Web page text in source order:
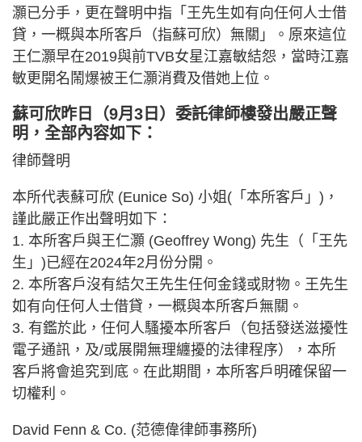
灝已分手，更在聲明中指「王先生如有向任何人士借
貸，一概與本所客戶（指蘇可欣）無關」。原來這位
王仁灝早在2019與前TVB女星江嘉敏結怨，當時江嘉
敏更開名鬧爆被王仁灝消費及借她上位。
蘇可欣昨日（9月3日）委託律師樓發出嚴正聲
明，全部內容如下：
律師聲明
本所代表蘇可欣 (Eunice So) 小姐(「本所客戶」)，
謹此嚴正作出聲明如下：
1. 本所客戶與王仁灝 (Geoffrey Wong) 先生（「王先
生」)已經在2024年2月份分開。
2. 本所客戶沒有結欠王先生任何金錢或財物。王先生
如有向任何人士借貸，一概與本所客戶無關。
3. 有鑑於此，任何人騷擾本所客戶（包括發送滋擾性
電子通訊，及/或展開無理纏擾的法律程序），本所
客戶將會追究到底。在此期間，本所客戶明確保留一
切權利。
David Fenn & Co. (范德偉律師事務所)